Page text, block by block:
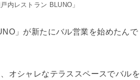
内レストラン BLUNO」
」が新たにバル営業を始めたんで
オシャレなテラススペースでバルを